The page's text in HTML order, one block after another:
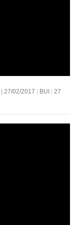
27/02/2017 BUI
27